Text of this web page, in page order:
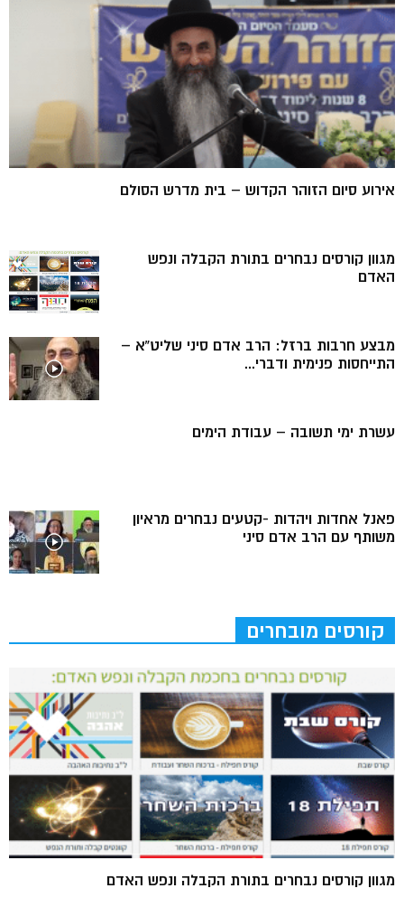
אירוע סיום הזוהר הקדוש – בית מדרש הסולם
מגוון קורסים נבחרים בתורת הקבלה ונפש
האדם
מבצע חרבות ברזל: הרב אדם סיני שליט”א –
התייחסות פנימית ודברי...
עשרת ימי תשובה – עבודת הימים
פאנל אחדות ויהדות -קטעים נבחרים מראיון
משותף עם הרב אדם סיני
קורסים מובחרים
מגוון קורסים נבחרים בתורת הקבלה ונפש האדם